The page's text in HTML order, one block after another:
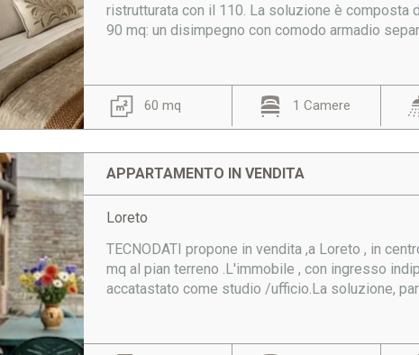
ristrutturata con il 110. La soluzione è composta
90 mq: un disimpegno con comodo armadio
60 mq 1 Camere
APPARTAMENTO IN VENDITA
Loreto
TECNODATI propone in vendita ,a Loreto , in
mq al pian terreno .L'immobile , con ingresso
accatastato come studio /ufficio.La soluzione,